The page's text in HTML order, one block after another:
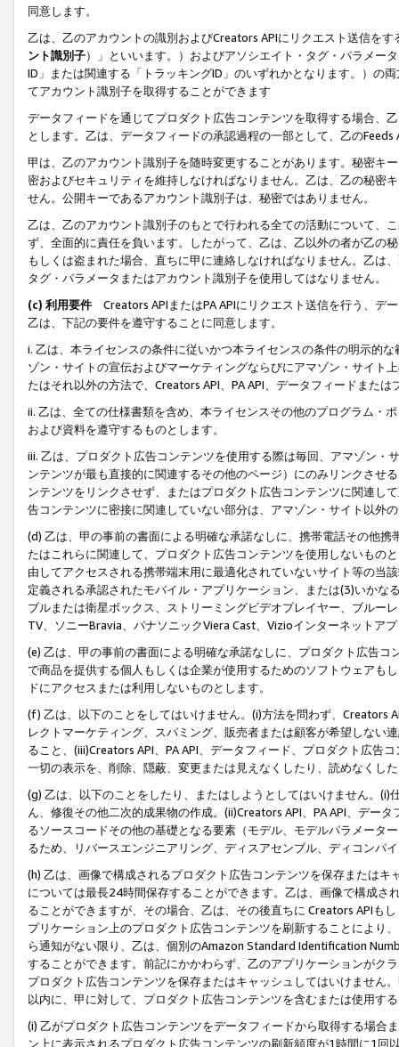
同意します。
乙は、乙のアカウントの識別およびCreators APIにリクエスト送信を
ント識別子）」といいます。）およびアソシエイト・タグ・パラメー
ID」または関連する「トラッキングID」のいずれかとなります。）の
てアカウント識別子を取得することができます
データフィードを通じてプロダクト広告コンテンツを取得する場合、
とします。乙は、データフィードの承認過程の一部として、乙の
甲は、乙のアカウント識別子を随時変更することがあります。秘密キ
密およびセキュリティを維持しなければなりません。乙は、乙の秘密
せん。公開キーであるアカウント識別子は、秘密ではありません。
乙は、乙のアカウント識別子のもとで行われる全ての活動について、
ず、全面的に責任を負います。したがって、乙は、乙以外の者が乙の
もしくは盗まれた場合、直ちに甲に連絡しなければなりません。乙は
タグ・パラメータまたはアカウント識別子を使用してはなりません。
(c) 利用要件 Creators APIまたはPA APIにリクエスト送信を行う、デ
乙は、下記の要件を遵守することに同意します。
i. 乙は、本ライセンスの条件に従いかつ本ライセンスの条件の明示的
ゾン・サイトの宣伝およびマーケティングならびにアマゾン・サイト
たはそれ以外の方法で、Creators API、PA API、データフィードまた
ii. 乙は、全ての仕様書類を含め、本ライセンスその他のプログラム・
および資料を遵守するものとします。
iii. 乙は、プロダクト広告コンテンツを使用する際は毎回、アマゾン
ンテンツが最も直接的に関連するその他のページ）にのみリンクさせ
ンテンツをリンクさせず、またはプロダクト広告コンテンツに関連し
告コンテンツに密接に関連していない部分は、アマゾン・サイト以外
(d) 乙は、甲の事前の書面による明確な承諾なしに、携帯電話その他
たはこれらに関連して、プロダクト広告コンテンツを使用しないもの
由してアクセスされる携帯端末用に最適化されていないサイト等の当
定義される承認されたモバイル・アプリケーション、または(3)いか
ブルまたは衛星ボックス、ストリーミングビデオプレイヤー、ブルー
TV、ソニーBravia、パナソニックViera Cast、Vizioインターネットア
(e) 乙は、甲の事前の書面による明確な承諾なしに、プロダクト広告
で商品を提供する個人もしくは企業が使用するためのソフトウェアも
ドにアクセスまたは利用しないものとします。
(f) 乙は、以下のことをしてはいけません。(i)方法を問わず、Creators
レクトマーケティング、スパミング、販売者または顧客が希望しない
ること、(iii)Creators API、PA API、データフィード、プロダクト広告
一切の表示を、削除、隠蔽、変更または見えなくしたり、読めなくし
(g) 乙は、以下のことをしたり、またはしようとしてはいけません。
ん、修復その他二次的成果物の作成。(ii)Creators API、PA API、デー
るソースコードその他の基礎となる要素（モデル、モデルパラメータ
るため、リバースエンジニアリング、ディスアセンブル、ディコンパ
(h) 乙は、画像で構成されるプロダクト広告コンテンツを保存または
については最長24時間保存することができます。乙は、画像で構成
ることができますが、その場合、乙は、その後直ちに Creators APIも
プリケーション上のプロダクト広告コンテンツを刷新することにより
ら通知がない限り、乙は、個別のAmazon Standard Identification
することができます。前記にかかわらず、乙のアプリケーションがク
プロダクト広告コンテンツを保存またはキャッシュしてはいけません
以内に、甲に対して、プロダクト広告コンテンツを含むまたは使用す
(i) 乙がプロダクト広告コンテンツをデータフィードから取得する場合
ン上に表示されるプロダクト広告コンテンツの刷新頻度が1時間に1